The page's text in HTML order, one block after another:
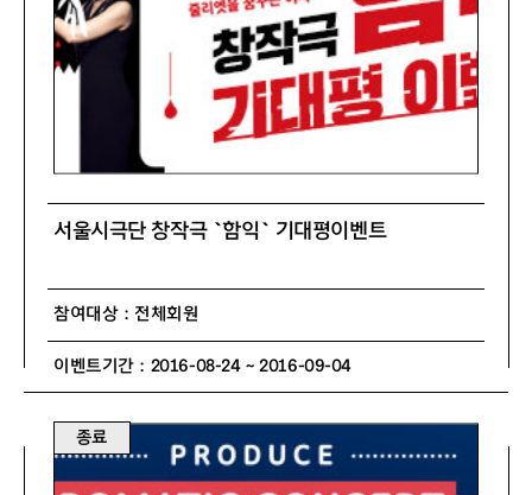
서울시극단 창작극 `함익` 기대평이벤트
참여대상 : 전체회원
이벤트기간 : 2016-08-24 ~ 2016-09-04
종료